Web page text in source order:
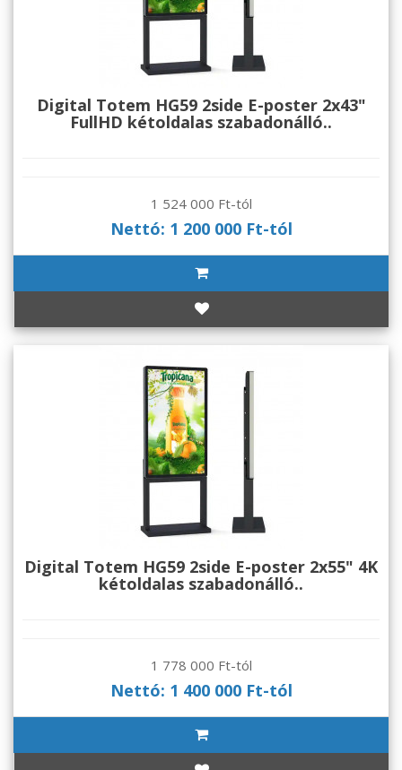
Digital Totem HG59 2side E-poster 2x43"
FullHD kétoldalas szabadonálló..
1 524 000 Ft-tól
Nettó: 1 200 000 Ft-tól
Digital Totem HG59 2side E-poster 2x55" 4K
kétoldalas szabadonálló..
1 778 000 Ft-tól
Nettó: 1 400 000 Ft-tól